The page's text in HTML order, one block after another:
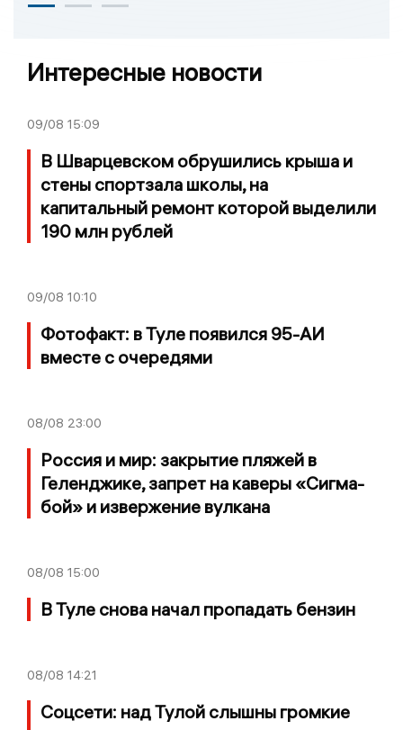
Интересные новости
09/08 15:09
В Шварцевском обрушились крыша и
стены спортзала школы, на
капитальный ремонт которой выделили
190 млн рублей
09/08 10:10
Фотофакт: в Туле появился 95-АИ
вместе с очередями
08/08 23:00
Россия и мир: закрытие пляжей в
Геленджике, запрет на каверы «Сигма-
бой» и извержение вулкана
08/08 15:00
В Туле снова начал пропадать бензин
08/08 14:21
Соцсети: над Тулой слышны громкие